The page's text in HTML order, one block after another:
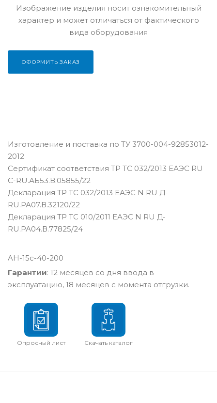
Изготовление и поставка по ТУ 3700-004-92853012-
2012
Сертификат соответствия ТР ТС 032/2013 ЕАЭС RU
С-RU.АБ53.В.05855/22
Декларация ТР ТС 032/2013 ЕАЭС N RU Д-
RU.РА07.В.32120/22
Декларация ТР ТС 010/2011 ЕАЭС N RU Д-
RU.РА04.В.77825/24
AH-15c-40-200
Гарантии: 12 месяцев со дня ввода в
эксплуатацию, 18 месяцев с момента отгрузки.
Опросный лист Скачать каталог
Изображение изделия носит ознакомительный
характер и может отличаться от фактического
вида оборудования
ОФОРМИТЬ ЗАКАЗ